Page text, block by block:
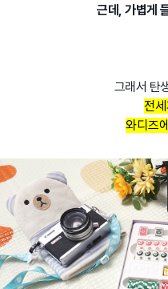
근데, 가볍게
그래서 탄
전
와디즈